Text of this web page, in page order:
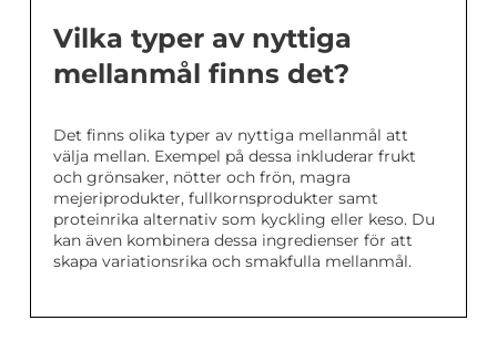
Vilka typer av nyttiga
mellanmål finns det?
Det finns olika typer av nyttiga mellanmål att
välja mellan. Exempel på dessa inkluderar frukt
och grönsaker, nötter och frön, magra
mejeriprodukter, fullkornsprodukter samt
proteinrika alternativ som kyckling eller keso. Du
kan även kombinera dessa ingredienser för att
skapa variationsrika och smakfulla mellanmål.